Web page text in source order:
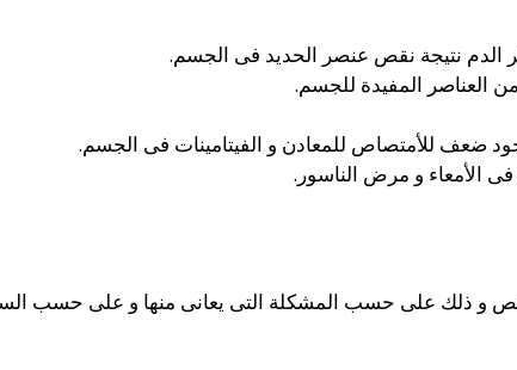
نتيجة نقص عنصر الحديد فى الجسم.
العناصر المفيدة للجسم.
ضعف للأمتصاص للمعادن و الفيتامينات فى الجسم.
فى الأمعاء و مرض الناسور.
و ذلك على حسب المشكلة التى يعانى منها و على حسب